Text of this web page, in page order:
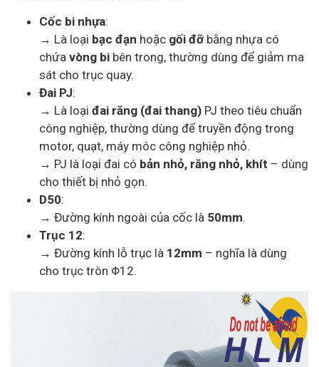
Cốc bi nhựa:
→ Là loại bạc đạn hoặc gối đỡ bằng nhựa có
chứa vòng bi bên trong, thường dùng để giảm ma
sát cho trục quay.
Đai PJ:
→ Là loại đai răng (đai thang) PJ theo tiêu chuẩn
công nghiệp, thường dùng để truyền động trong
motor, quạt, máy móc công nghiệp nhỏ.
→ PJ là loại đai có bản nhỏ, răng nhỏ, khít – dùng
cho thiết bị nhỏ gọn.
D50:
→ Đường kính ngoài của cốc là 50mm.
Trục 12:
→ Đường kính lỗ trục là 12mm – nghĩa là dùng
cho trục tròn Φ12.